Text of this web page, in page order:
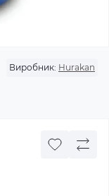
Виробник: Hurakan